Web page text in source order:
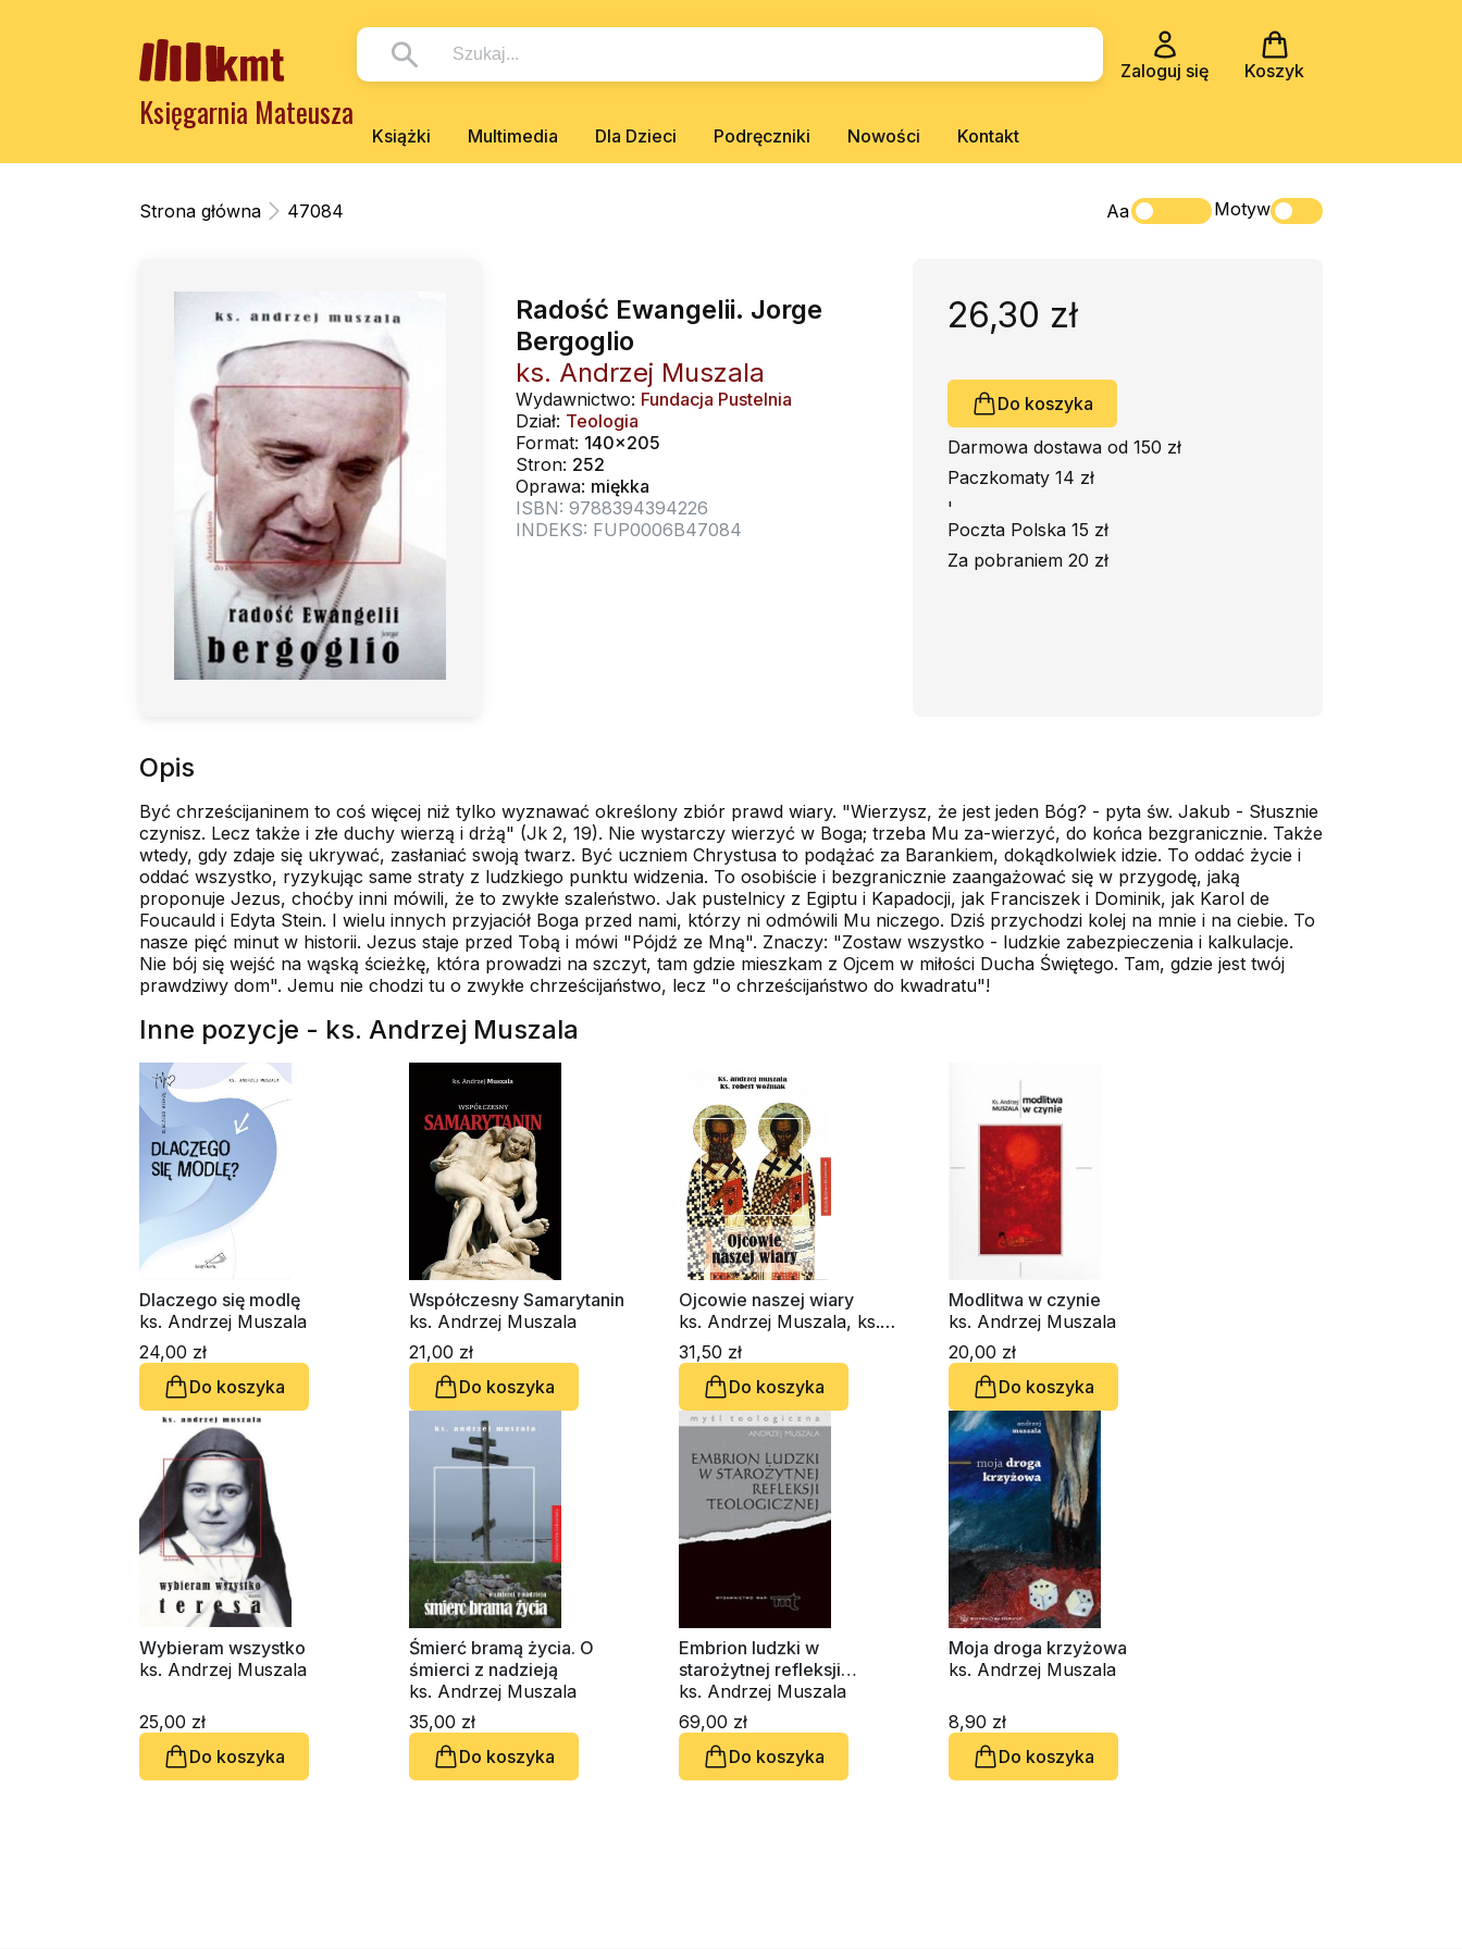
Zaloguj się Koszyk
Księgarnia Mateusza
Książki Multimedia Dla Dzieci Podręczniki Nowości Kontakt
Strona główna 47084 Aa Motyw
Radość Ewangelii. Jorge
Bergoglio
ks. Andrzej Muszala
Wydawnictwo: Fundacja Pustelnia
Dział: Teologia
Format: 140x205
Stron: 252
Oprawa: miękka
ISBN: 9788394394226
INDEKS: FUP0006B47084
26,30 zł
Do koszyka
Darmowa dostawa od 150 zł
Paczkomaty 14 zł
'
Poczta Polska 15 zł
Za pobraniem 20 zł
Opis
Być chrześcijaninem to coś więcej niż tylko wyznawać określony zbiór prawd wiary. "Wierzysz, że jest jeden Bóg? - pyta św. Jakub - Słusznie
czynisz. Lecz także i złe duchy wierzą i drżą" (Jk 2, 19). Nie wystarczy wierzyć w Boga; trzeba Mu za-wierzyć, do końca bezgranicznie. Także
wtedy, gdy zdaje się ukrywać, zasłaniać swoją twarz. Być uczniem Chrystusa to podążać za Barankiem, dokądkolwiek idzie. To oddać życie i
oddać wszystko, ryzykując same straty z ludzkiego punktu widzenia. To osobiście i bezgranicznie zaangażować się w przygodę, jaką
proponuje Jezus, choćby inni mówili, że to zwykłe szaleństwo. Jak pustelnicy z Egiptu i Kapadocji, jak Franciszek i Dominik, jak Karol de
Foucauld i Edyta Stein. I wielu innych przyjaciół Boga przed nami, którzy ni odmówili Mu niczego. Dziś przychodzi kolej na mnie i na ciebie. To
nasze pięć minut w historii. Jezus staje przed Tobą i mówi "Pójdź ze Mną". Znaczy: "Zostaw wszystko - ludzkie zabezpieczenia i kalkulacje.
Nie bój się wejść na wąską ścieżkę, która prowadzi na szczyt, tam gdzie mieszkam z Ojcem w miłości Ducha Świętego. Tam, gdzie jest twój
prawdziwy dom". Jemu nie chodzi tu o zwykłe chrześcijaństwo, lecz "o chrześcijaństwo do kwadratu"!
Inne pozycje - ks. Andrzej Muszala
Dlaczego się modlę
ks. Andrzej Muszala
24,00 zł
Do koszyka
Współczesny Samarytanin
ks. Andrzej Muszala
21,00 zł
Do koszyka
Ojcowie naszej wiary
ks. Andrzej Muszala, ks.
Robert J. Woźniak
31,50 zł
Do koszyka
Modlitwa w czynie
ks. Andrzej Muszala
20,00 zł
Do koszyka
Wybieram wszystko
ks. Andrzej Muszala
25,00 zł
Do koszyka
Śmierć bramą życia. O
śmierci z nadzieją
ks. Andrzej Muszala
35,00 zł
Do koszyka
Embrion ludzki w
starożytnej refleksji
teologicznej
ks. Andrzej Muszala
69,00 zł
Do koszyka
Moja droga krzyżowa
ks. Andrzej Muszala
8,90 zł
Do koszyka